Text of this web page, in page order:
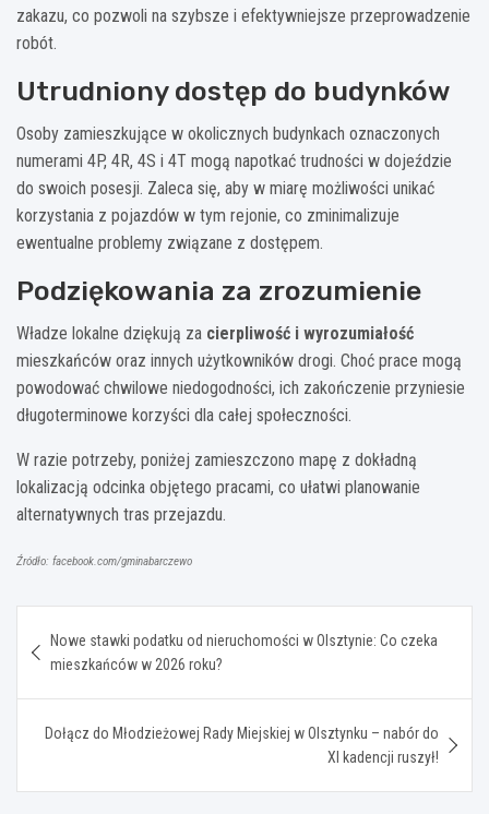
zakazu, co pozwoli na szybsze i efektywniejsze przeprowadzenie
robót.
Utrudniony dostęp do budynków
Osoby zamieszkujące w okolicznych budynkach oznaczonych
numerami 4P, 4R, 4S i 4T mogą napotkać trudności w dojeździe
do swoich posesji. Zaleca się, aby w miarę możliwości unikać
korzystania z pojazdów w tym rejonie, co zminimalizuje
ewentualne problemy związane z dostępem.
Podziękowania za zrozumienie
Władze lokalne dziękują za cierpliwość i wyrozumiałość
mieszkańców oraz innych użytkowników drogi. Choć prace mogą
powodować chwilowe niedogodności, ich zakończenie przyniesie
długoterminowe korzyści dla całej społeczności.
W razie potrzeby, poniżej zamieszczono mapę z dokładną
lokalizacją odcinka objętego pracami, co ułatwi planowanie
alternatywnych tras przejazdu.
Źródło: facebook.com/gminabarczewo
wpisu
Nowe stawki podatku od nieruchomości w Olsztynie: Co czeka
mieszkańców w 2026 roku?
Dołącz do Młodzieżowej Rady Miejskiej w Olsztynku – nabór do
XI kadencji ruszył!